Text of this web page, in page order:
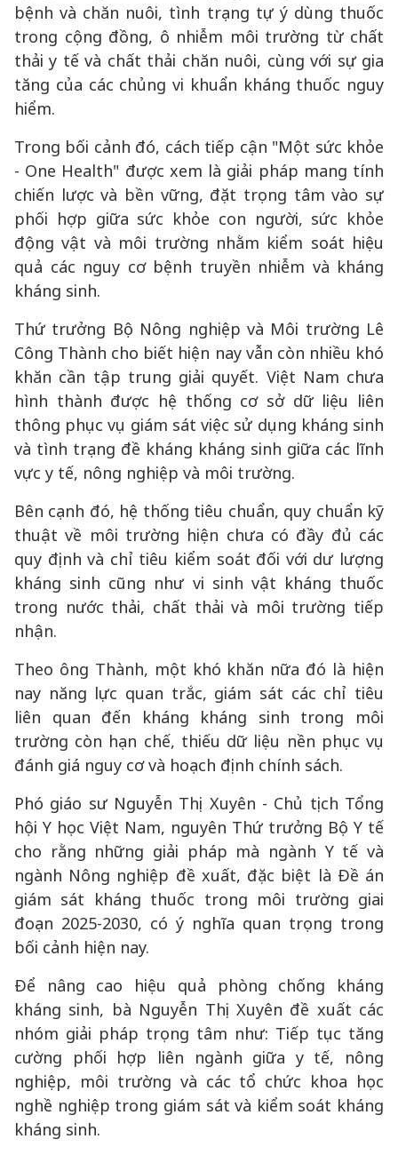
bệnh và chăn nuôi, tình trạng tự ý dùng thuốc
trong cộng đồng, ô nhiễm môi trường từ chất
thải y tế và chất thải chăn nuôi, cùng với sự gia
tăng của các chủng vi khuẩn kháng thuốc nguy
hiểm.
Trong bối cảnh đó, cách tiếp cận "Một sức khỏe
- One Health" được xem là giải pháp mang tính
chiến lược và bền vững, đặt trọng tâm vào sự
phối hợp giữa sức khỏe con người, sức khỏe
động vật và môi trường nhằm kiểm soát hiệu
quả các nguy cơ bệnh truyền nhiễm và kháng
kháng sinh.
Thứ trưởng Bộ Nông nghiệp và Môi trường Lê
Công Thành cho biết hiện nay vẫn còn nhiều khó
khăn cần tập trung giải quyết. Việt Nam chưa
hình thành được hệ thống cơ sở dữ liệu liên
thông phục vụ giám sát việc sử dụng kháng sinh
và tình trạng đề kháng kháng sinh giữa các lĩnh
vực y tế, nông nghiệp và môi trường.
Bên cạnh đó, hệ thống tiêu chuẩn, quy chuẩn kỹ
thuật về môi trường hiện chưa có đầy đủ các
quy định và chỉ tiêu kiểm soát đối với dư lượng
kháng sinh cũng như vi sinh vật kháng thuốc
trong nước thải, chất thải và môi trường tiếp
nhận.
Theo ông Thành, một khó khăn nữa đó là hiện
nay năng lực quan trắc, giám sát các chỉ tiêu
liên quan đến kháng kháng sinh trong môi
trường còn hạn chế, thiếu dữ liệu nền phục vụ
đánh giá nguy cơ và hoạch định chính sách.
Phó giáo sư Nguyễn Thị Xuyên - Chủ tịch Tổng
hội Y học Việt Nam, nguyên Thứ trưởng Bộ Y tế
cho rằng những giải pháp mà ngành Y tế và
ngành Nông nghiệp đề xuất, đặc biệt là Đề án
giám sát kháng thuốc trong môi trường giai
đoạn 2025-2030, có ý nghĩa quan trọng trong
bối cảnh hiện nay.
Để nâng cao hiệu quả phòng chống kháng
kháng sinh, bà Nguyễn Thị Xuyên đề xuất các
nhóm giải pháp trọng tâm như: Tiếp tục tăng
cường phối hợp liên ngành giữa y tế, nông
nghiệp, môi trường và các tổ chức khoa học
nghề nghiệp trong giám sát và kiểm soát kháng
kháng sinh.